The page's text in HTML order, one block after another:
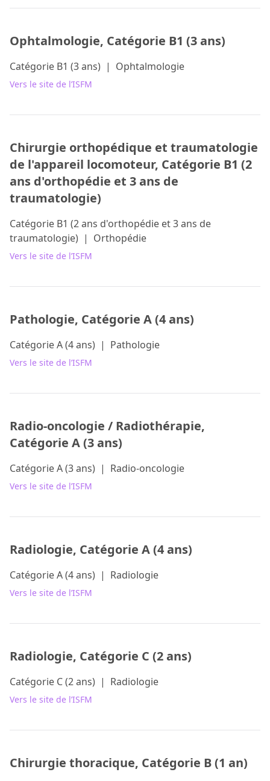
Ophtalmologie, Catégorie B1 (3 ans)
Catégorie B1 (3 ans) | Ophtalmologie
Vers le site de l’ISFM
Chirurgie orthopédique et traumatologie
de l'appareil locomoteur, Catégorie B1 (2
ans d'orthopédie et 3 ans de
traumatologie)
Catégorie B1 (2 ans d'orthopédie et 3 ans de
traumatologie) | Orthopédie
Vers le site de l’ISFM
Pathologie, Catégorie A (4 ans)
Catégorie A (4 ans) | Pathologie
Vers le site de l’ISFM
Radio-oncologie / Radiothérapie,
Catégorie A (3 ans)
Catégorie A (3 ans) | Radio-oncologie
Vers le site de l’ISFM
Radiologie, Catégorie A (4 ans)
Catégorie A (4 ans) | Radiologie
Vers le site de l’ISFM
Radiologie, Catégorie C (2 ans)
Catégorie C (2 ans) | Radiologie
Vers le site de l’ISFM
Chirurgie thoracique, Catégorie B (1 an)